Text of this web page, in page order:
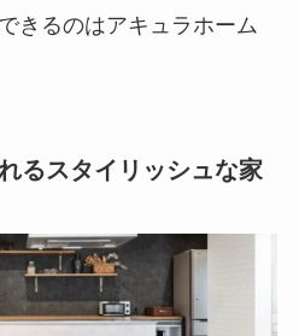
きるのはアキュラホーム
るスタイリッシュな家